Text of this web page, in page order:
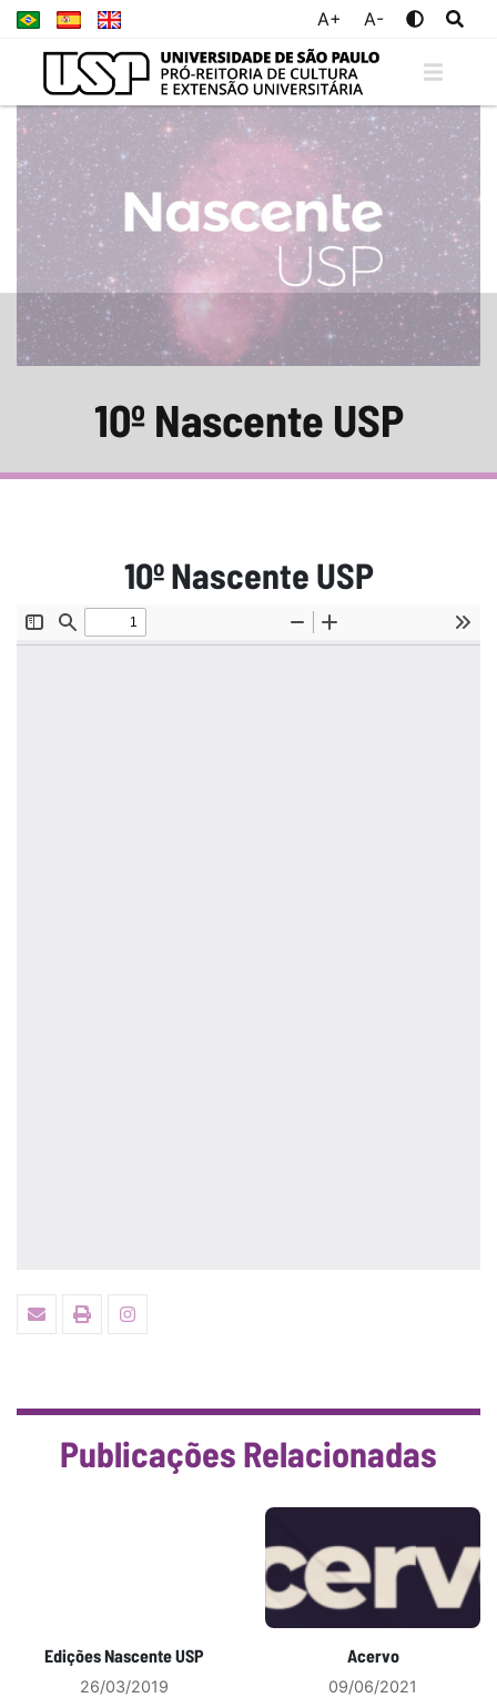
A+ A-
10º Nascente USP
10º Nascente USP
Publicações Relacionadas
Edições Nascente USP
26/03/2019
Acervo
09/06/2021